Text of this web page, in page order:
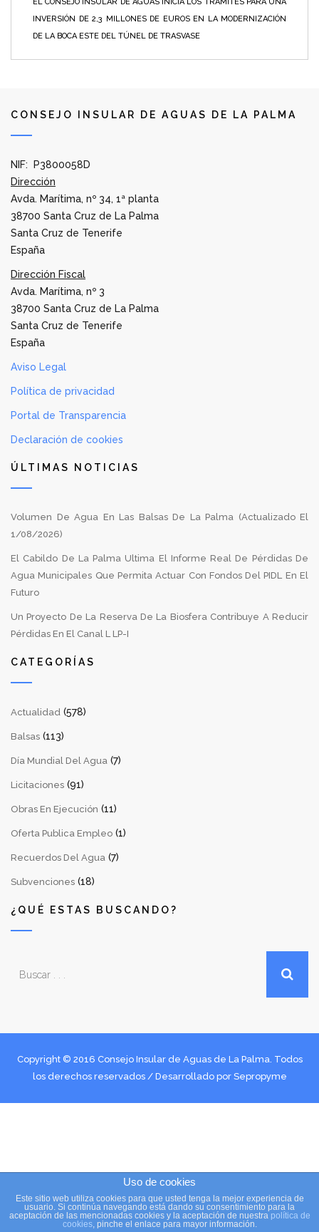
INVERSIÓN DE 2,3 MILLONES DE EUROS EN LA MODERNIZACIÓN
DE LA BOCA ESTE DEL TÚNEL DE TRASVASE
CONSEJO INSULAR DE AGUAS DE LA PALMA
NIF: P3800058D
Dirección
Avda. Marítima, nº 34, 1ª planta
38700 Santa Cruz de La Palma
Santa Cruz de Tenerife
España
Dirección Fiscal
Avda. Marítima, nº 3
38700 Santa Cruz de La Palma
Santa Cruz de Tenerife
España
Aviso Legal
Política de privacidad
Portal de Transparencia
Declaración de cookies
ÚLTIMAS NOTICIAS
Volumen De Agua En Las Balsas De La Palma (Actualizado El
1/08/2026)
El Cabildo De La Palma Ultima El Informe Real De Pérdidas De
Agua Municipales Que Permita Actuar Con Fondos Del PIDL En El
Futuro
Un Proyecto De La Reserva De La Biosfera Contribuye A Reducir
Pérdidas En El Canal L LP-I
CATEGORÍAS
Actualidad (578)
Balsas (113)
Día Mundial Del Agua (7)
Licitaciones (91)
Obras En Ejecución (11)
Oferta Publica Empleo (1)
Recuerdos Del Agua (7)
Subvenciones (18)
¿QUÉ ESTAS BUSCANDO?
Copyright © 2016 Consejo Insular de Aguas de La Palma. Todos
los derechos reservados / Desarrollado por Sepropyme
Uso de cookies
Este sitio web utiliza cookies para que usted tenga la mejor experiencia de
usuario. Si continúa navegando está dando su consentimiento para la
aceptación de las mencionadas cookies y la aceptación de nuestra política de
cookies, pinche el enlace para mayor información.